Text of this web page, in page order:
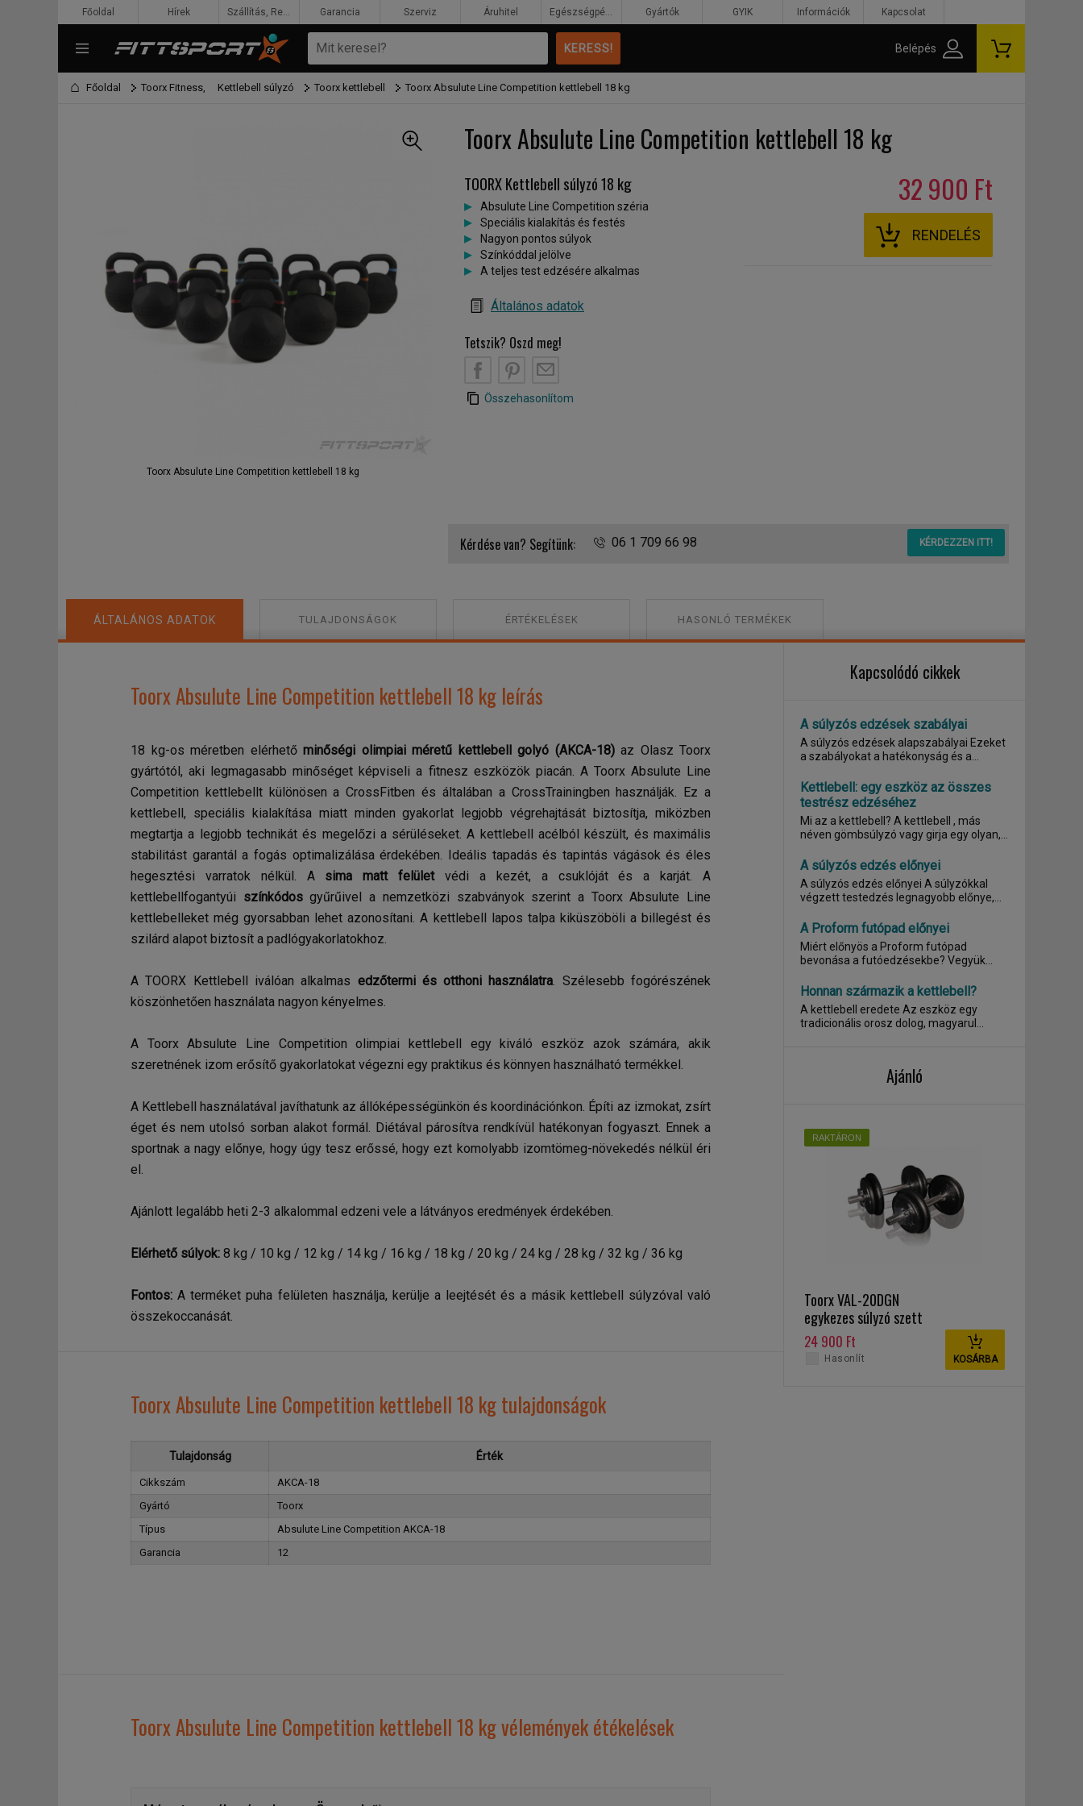
Főoldal Toorx Fitness, Kettlebell súlyzó Toorx kettlebell Toorx Absulute Line Competition kettlebell 18 kg
Toorx Absulute Line Competition kettlebell 18 kg
Toorx Absulute Line Competition kettlebell 18 kg
32 900 Ft
RENDELÉS
TOORX Kettlebell súlyzó 18 kg
Absulute Line Competition széria
Speciális kialakítás és festés
Nagyon pontos súlyok
Színkóddal jelölve
A teljes test edzésére alkalmas
Általános adatok
Tetszik? Oszd meg!
Összehasonlítom
Kérdése van? Segítünk: 06 1 709 66 98 KÉRDEZZEN ITT!
ÁLTALÁNOS ADATOK TULAJDONSÁGOK ÉRTÉKELÉSEK HASONLÓ TERMÉKEK
Toorx Absulute Line Competition kettlebell 18 kg leírás
18 kg-os méretben elérhető minőségi olimpiai méretű kettlebell golyó (AKCA-18)az Olasz Toorx
gyártótól, aki legmagasabb minőséget képviseli a fitnesz eszközök piacán. A Toorx Absulute Line
Competition kettlebellt különösen a CrossFitben és általában a CrossTrainingben használják. Ez a
kettlebell, speciális kialakítása miatt minden gyakorlat legjobb végrehajtását biztosítja, miközben
megtartja a legjobb technikát és megelőzi a sérüléseket. A kettlebell acélból készült, és maximális
stabilitást garantál a fogás optimalizálása érdekében. Ideális tapadás és tapintás vágások és éles
hegesztési varratok nélkül. Asima matt felületvédi a kezét, a csuklóját és a karját. A
kettlebellfogantyúi színkódosgyűrűivel a nemzetközi szabványok szerint a Toorx Absulute Line
kettlebelleket még gyorsabban lehet azonosítani. A kettlebell lapos talpa kiküszöböli a billegést és
szilárd alapot biztosít a padlógyakorlatokhoz.
A TOORX Kettlebell iválóan alkalmas edzőtermi és otthoni használatra. Szélesebb fogórészének
köszönhetően használata nagyon kényelmes.
A Toorx Absulute Line Competition olimpiai kettlebell egy kiváló eszköz azok számára, akik
szeretnének izom erősítő gyakorlatokat végezni egy praktikus és könnyen használható termékkel.
A Kettlebell használatával javíthatunk az állóképességünkön és koordinációnkon. Építi az izmokat, zsírt
éget és nem utolsó sorban alakot formál. Diétával párosítva rendkívül hatékonyan fogyaszt. Ennek a
sportnak a nagy előnye, hogy úgy tesz erőssé, hogy ezt komolyabb izomtömeg-növekedés nélkül éri
el.
Ajánlott legalább heti 2-3 alkalommal edzeni vele a látványos eredmények érdekében.
Elérhető súlyok: 8 kg / 10 kg / 12 kg / 14 kg / 16 kg / 18 kg / 20 kg / 24 kg / 28 kg / 32 kg / 36 kg
Fontos: A terméket puha felületen használja, kerülje a leejtését és a másik kettlebell súlyzóval való
összekoccanását.
Toorx Absulute Line Competition kettlebell 18 kg tulajdonságok
Tulajdonság Érték
Cikkszám
AKCA-18
Gyártó
Toorx
Típus
Absulute Line Competition AKCA-18
Garancia
12
Toorx Absulute Line Competition kettlebell 18 kg vélemények étékelések
Kapcsolódó cikkek
A súlyzós edzések szabályai
A súlyzós edzések alapszabályai Ezeket
a szabályokat a hatékonyság és a...
Kettlebell: egy eszköz az összes
testrész edzéséhez
Mi az a kettlebell? A kettlebell , más
néven gömbsúlyzó vagy girja egy olyan,...
A súlyzós edzés előnyei
A súlyzós edzés előnyei A súlyzókkal
végzett testedzés legnagyobb előnye,
A Proform futópad előnyei
Miért előnyös a Proform futópad
bevonása a futóedzésekbe? Vegyük
Honnan származik a kettlebell?
A kettlebell eredete Az eszköz egy
tradicionális orosz dolog, magyarul
Ajánló
RAKTÁRON
Toorx VAL-20DGN
egykezes súlyzó szett
20 kg
24 900 Ft
KOSÁRBA
Hasonlít
Főoldal Hírek Szállítás, Rendelés, Fizetés Garancia Szerviz Áruhitel Egészségpénztár Gyártók GYIK Információk Kapcsolat
Belépés